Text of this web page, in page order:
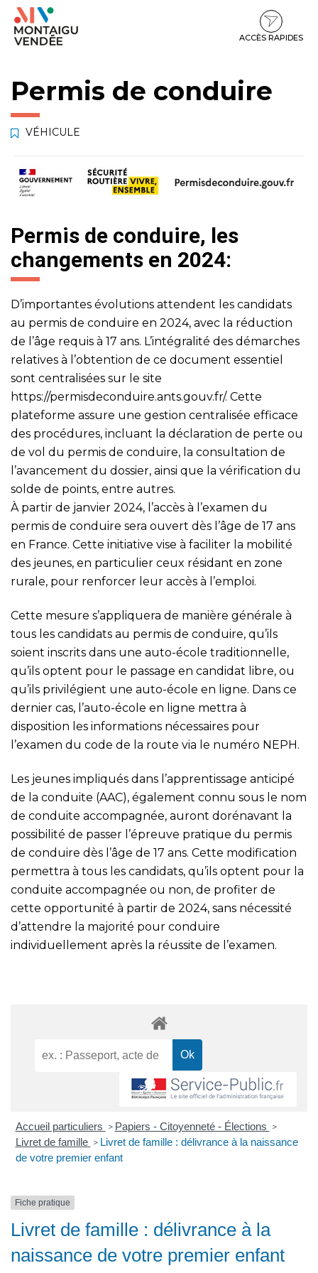
Gestion des traceurs
Aller
Aller
contenu
Aller
pied
ACCÈS RAPIDES
Permis de conduire
VÉHICULE
Permis de conduire, les
changements en 2024:
D’importantes évolutions attendent les candidats
au permis de conduire en 2024, avec la réduction
de l’âge requis à 17 ans. L’intégralité des démarches
relatives à l’obtention de ce document essentiel
sont centralisées sur le site
https://permisdeconduire.ants.gouv.fr/. Cette
plateforme assure une gestion centralisée efficace
des procédures, incluant la déclaration de perte ou
de vol du permis de conduire, la consultation de
l’avancement du dossier, ainsi que la vérification du
solde de points, entre autres.
À partir de janvier 2024, l’accès à l’examen du
permis de conduire sera ouvert dès l’âge de 17 ans
en France. Cette initiative vise à faciliter la mobilité
des jeunes, en particulier ceux résidant en zone
rurale, pour renforcer leur accès à l’emploi.
Cette mesure s’appliquera de manière générale à
tous les candidats au permis de conduire, qu’ils
soient inscrits dans une auto-école traditionnelle,
qu’ils optent pour le passage en candidat libre, ou
qu’ils privilégient une auto-école en ligne. Dans ce
dernier cas, l’auto-école en ligne mettra à
disposition les informations nécessaires pour
l’examen du code de la route via le numéro NEPH.
Les jeunes impliqués dans l’apprentissage anticipé
de la conduite (AAC), également connu sous le nom
de conduite accompagnée, auront dorénavant la
possibilité de passer l’épreuve pratique du permis
de conduire dès l’âge de 17 ans. Cette modification
permettra à tous les candidats, qu’ils optent pour la
conduite accompagnée ou non, de profiter de
cette opportunité à partir de 2024, sans nécessité
d’attendre la majorité pour conduire
individuellement après la réussite de l’examen.
Accueil particuliers > Papiers - Citoyenneté - Élections >
Livret de famille > Livret de famille : délivrance à la naissance
de votre premier enfant
Fiche pratique
Livret de famille : délivrance à la
naissance de votre premier enfant